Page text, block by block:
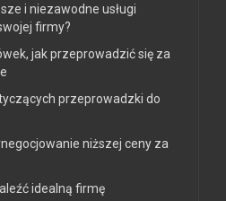
i niezawodne usługi
firmy?
jak przeprowadzić się za
przeprowadzki do
niższej ceny za
idealną firmę